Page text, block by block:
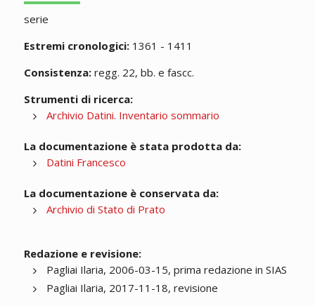
serie
Estremi cronologici:1361 - 1411
Consistenza:regg. 22, bb. e fascc.
Strumenti di ricerca:
Archivio Datini. Inventario sommario
La documentazione è stata prodotta da:
Datini Francesco
La documentazione è conservata da:
Archivio di Stato di Prato
Redazione e revisione:
Pagliai Ilaria, 2006-03-15, prima redazione in SIAS
Pagliai Ilaria, 2017-11-18, revisione